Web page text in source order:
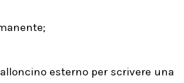
esterno per scrivere una